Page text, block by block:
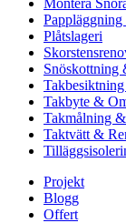
Plåtslageri
Snöskottning
Takbyte &
Takmålning
Taktvätt &
Projekt
Blogg
Offert